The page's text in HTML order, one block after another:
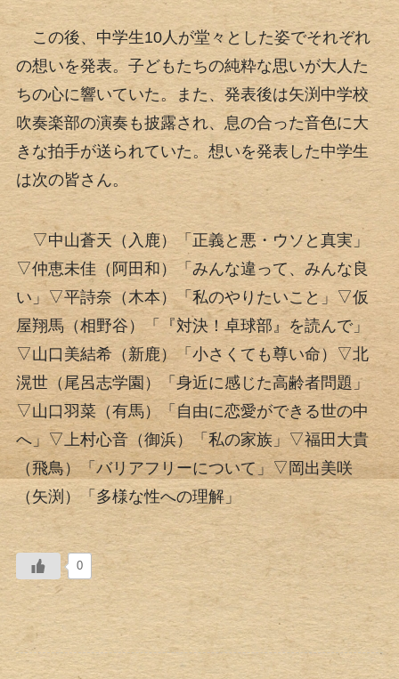
この後、中学生10人が堂々とした姿でそれぞれ
の想いを発表。子どもたちの純粋な思いが大人た
ちの心に響いていた。また、発表後は矢渕中学校
吹奏楽部の演奏も披露され、息の合った音色に大
きな拍手が送られていた。想いを発表した中学生
は次の皆さん。
▽中山蒼天（入鹿）「正義と悪・ウソと真実」
▽仲恵未佳（阿田和）「みんな違って、みんな良
い」▽平詩奈（木本）「私のやりたいこと」▽仮
屋翔馬（相野谷）「『対決！卓球部』を読んで」
▽山口美結希（新鹿）「小さくても尊い命）▽北
滉世（尾呂志学園）「身近に感じた高齢者問題」
▽山口羽菜（有馬）「自由に恋愛ができる世の中
へ」▽上村心音（御浜）「私の家族」▽福田大貴
（飛鳥）「バリアフリーについて」▽岡出美咲
（矢渕）「多様な性への理解」
0